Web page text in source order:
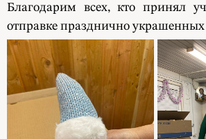
Благодарим всех, кто принял
отправке празднично